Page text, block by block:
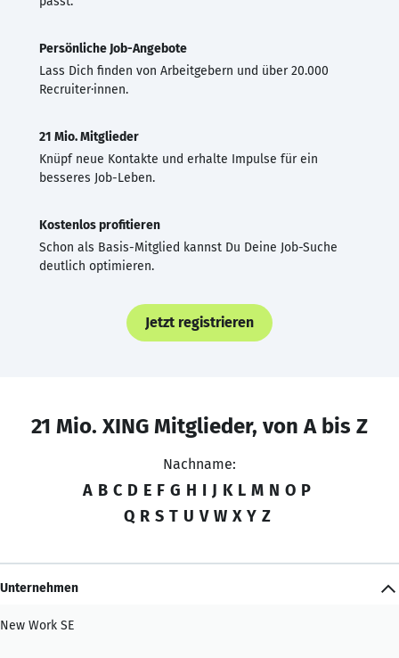
Persönliche Job-Angebote
Lass Dich finden von Arbeitgebern und über 20.000
Recruiter·innen.
21 Mio. Mitglieder
Knüpf neue Kontakte und erhalte Impulse für ein
besseres Job-Leben.
Kostenlos profitieren
Schon als Basis-Mitglied kannst Du Deine Job-Suche
deutlich optimieren.
Jetzt registrieren
21 Mio. XING Mitglieder, von A bis Z
Nachname:
A B C D E F G H I J K L M N O P
Q R S T U V W X Y Z
Unternehmen
New Work SE